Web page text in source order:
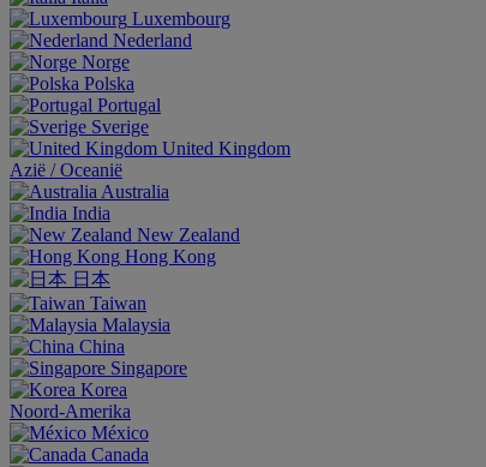
Luxembourg
Nederland
Norge
Polska
Portugal
Sverige
United Kingdom
Aziё / Oceaniё
Australia
India
New Zealand
Hong Kong
日本
Taiwan
Malaysia
China
Singapore
Korea
Noord-Amerika
México
Canada